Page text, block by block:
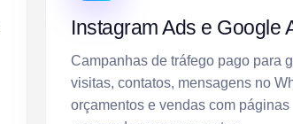
Instagram Ads e Google
Campanhas de tráfego pago para
visitas, contatos, mensagens no
orçamentos e vendas com páginas